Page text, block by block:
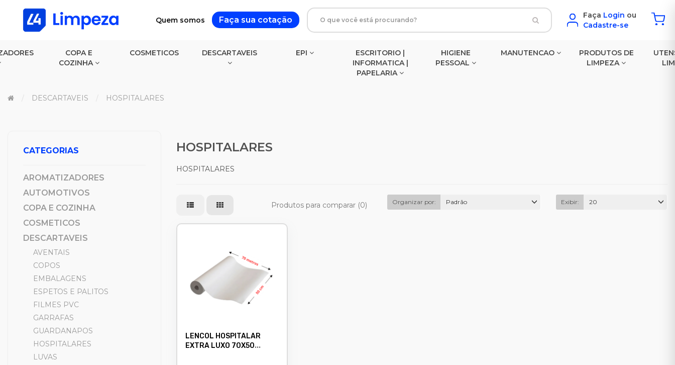
Quem somos Faça sua cotação Faça Login ou
Cadastre-se
COPA E
COZINHA
COSMETICOS DESCARTAVEIS EPI
ESCRITORIO |
INFORMATICA |
PAPELARIA
HIGIENE
PESSOAL
MANUTENCAO
PRODUTOS DE
LIMPEZA
DESCARTAVEIS HOSPITALARES
CATEGORIAS
AROMATIZADORES
AUTOMOTIVOS
COPA E COZINHA
COSMETICOS
DESCARTAVEIS
AVENTAIS
COPOS
EMBALAGENS
ESPETOS E PALITOS
FILMES PVC
GARRAFAS
GUARDANAPOS
HOSPITALARES
LUVAS
HOSPITALARES
HOSPITALARES
Produtos para comparar (0) Organizar por: Padrão Exibir: 20
LENCOL HOSPITALAR
EXTRA LUXO 70X50